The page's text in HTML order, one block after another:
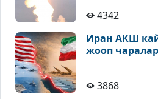
4342
Иран АКШ
жооп
3868